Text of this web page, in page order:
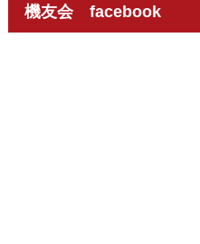
機友会 facebook